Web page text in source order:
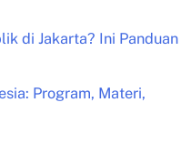
di Jakarta? Ini Panduan
Program, Materi,